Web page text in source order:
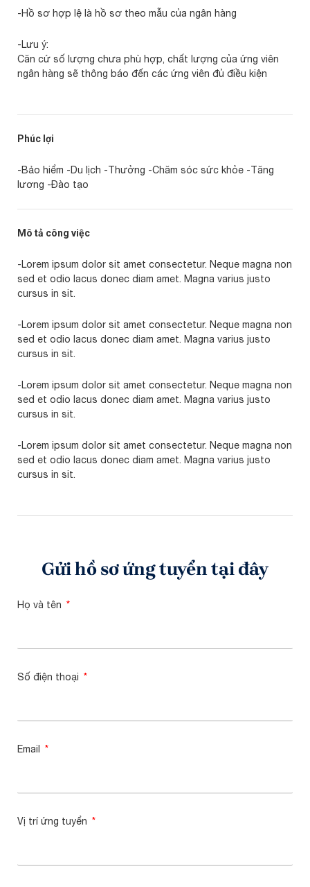
-Hồ sơ hợp lệ là hồ sơ theo mẫu của ngân hàng
-Lưu ý:
Căn cứ số lượng chưa phù hợp, chất lượng của ứng viên
ngân hàng sẽ thông báo đến các ứng viên đủ điều kiện
Phúc lợi
-Bảo hiểm -Du lịch -Thưởng -Chăm sóc sức khỏe -Tăng
lương -Đào tạo
Mô tả công việc
-Lorem ipsum dolor sit amet consectetur. Neque magna non
sed et odio lacus donec diam amet. Magna varius justo
cursus in sit.
-Lorem ipsum dolor sit amet consectetur. Neque magna non
sed et odio lacus donec diam amet. Magna varius justo
cursus in sit.
-Lorem ipsum dolor sit amet consectetur. Neque magna non
sed et odio lacus donec diam amet. Magna varius justo
cursus in sit.
-Lorem ipsum dolor sit amet consectetur. Neque magna non
sed et odio lacus donec diam amet. Magna varius justo
cursus in sit.
Gửi hồ sơ ứng tuyển tại đây
Họ và tên
Số điện thoại
Email
Vị trí ứng tuyển